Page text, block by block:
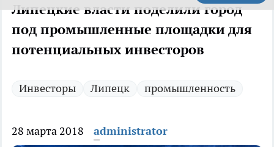
Липецкие власти поделили город
под промышленные площадки для
потенциальных инвесторов
Инвесторы Липецк промышленность
28 марта 2018 administrator